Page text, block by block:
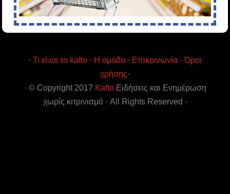
· Τι είναι το kafto · Η ομάδα · Επικοινωνία ·Όροι
χρήσης·
· © Copyright 2017 KaftoΕιδήσεις και Ενημέρωση
χωρίς κιτρινισμό · All Rights Reserved ·